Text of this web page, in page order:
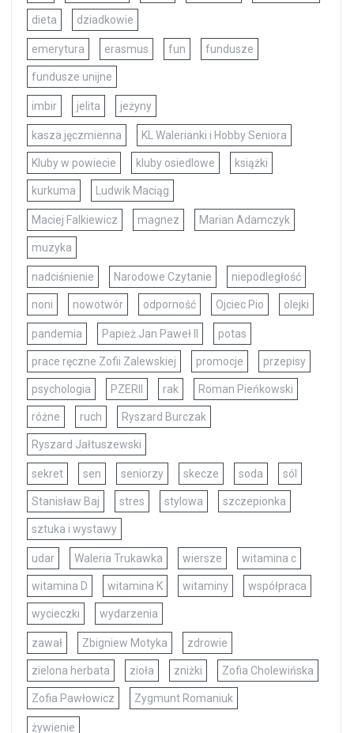
dieta dziadkowie
emerytura erasmus fun fundusze
fundusze unijne
imbir jelita jeżyny
kasza jęczmienna KL Walerianki i Hobby Seniora
Kluby w powiecie kluby osiedlowe książki
kurkuma Ludwik Maciąg
Maciej Falkiewicz magnez Marian Adamczyk
muzyka
nadciśnienie Narodowe Czytanie niepodległość
noni nowotwór odporność Ojciec Pio olejki
pandemia Papież Jan Paweł II potas
prace ręczne Zofii Zalewskiej promocje przepisy
psychologia PZERII rak Roman Pieńkowski
różne ruch Ryszard Burczak
Ryszard Jałtuszewski
sekret sen seniorzy skecze soda sól
Stanisław Baj stres stylowa szczepionka
sztuka i wystawy
udar Waleria Trukawka wiersze witamina c
witamina D witamina K witaminy współpraca
wycieczki wydarzenia
zawał Zbigniew Motyka zdrowie
zielona herbata zioła zniżki Zofia Cholewińska
Zofia Pawłowicz Zygmunt Romaniuk
żywienie